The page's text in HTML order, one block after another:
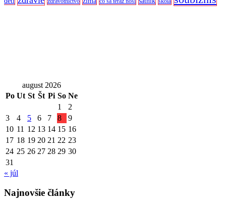
august 2026
Po Ut St Št Pi So Ne
1
2
3
4 5 6 7 8
9
10 11 12 13 14 15 16
17 18 19 20 21 22 23
24 25 26 27 28 29 30
31
« júl
Najnovšie články